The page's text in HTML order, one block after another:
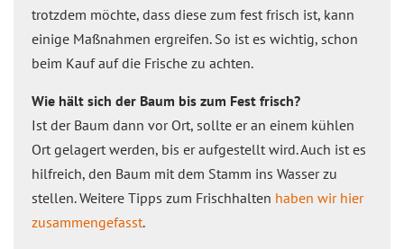
trotzdem möchte, dass diese zum fest frisch ist, kann
einige Maßnahmen ergreifen. So ist es wichtig, schon
beim Kauf auf die Frische zu achten.
Wie hält sich der Baum bis zum Fest frisch?
Ist der Baum dann vor Ort, sollte er an einem kühlen
Ort gelagert werden, bis er aufgestellt wird. Auch ist es
hilfreich, den Baum mit dem Stamm ins Wasser zu
stellen. Weitere Tipps zum Frischhalten haben wir hier
zusammengefasst.